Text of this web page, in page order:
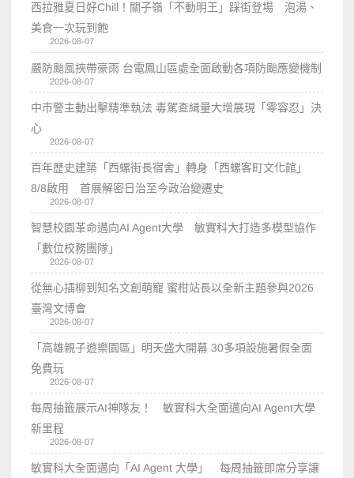
西拉雅夏日好Chill！關子嶺「不動明王」踩街登場 泡湯、
美食一次玩到飽
2026-08-07
嚴防颱風挾帶豪雨 台電鳳山區處全面啟動各項防颱應變機制
2026-08-07
中市警主動出擊精準執法 毒駕查緝量大增展現「零容忍」決
心
2026-08-07
百年歷史建築「西螺街長宿舍」轉身「西螺客町文化館」
8/8啟用 首展解密日治至今政治變遷史
2026-08-07
智慧校園革命邁向AI Agent大學 敏實科大打造多模型協作
「數位校務團隊」
2026-08-07
從無心插柳到知名文創萌寵 蜜柑站長以全新主題參與2026
臺灣文博會
2026-08-07
「高雄親子遊樂園區」明天盛大開幕 30多項設施暑假全面
免費玩
2026-08-07
每周抽籤展示AI神隊友！ 敏實科大全面邁向AI Agent大學
新里程
2026-08-07
敏實科大全面邁向「AI Agent 大學」 每周抽籤即席分享讓